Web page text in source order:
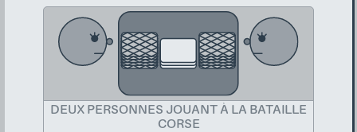
DEUX PERSONNES JOUANT À LA BATAILLE
CORSE